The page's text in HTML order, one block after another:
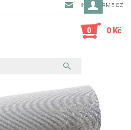
INFO@ARME.CZ
0 0 Kč